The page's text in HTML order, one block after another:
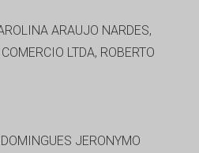
ARAUJO NARDES,
LTDA, ROBERTO
JERONYMO